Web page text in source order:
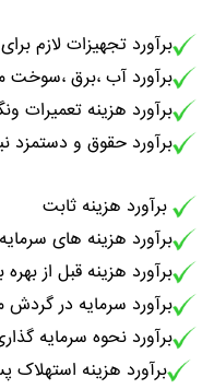
برآورد تجهیزات لازم
برآورد آب ،برق
برآورد هزینه تعمیرات
برآورد حقوق و دستمزد
برآورد هزینه ثابت
برآورد هزینه های
برآورد هزینه قبل از بهره
برآورد سرمایه در
برآورد نحوه سرمایه
برآورد هزینه